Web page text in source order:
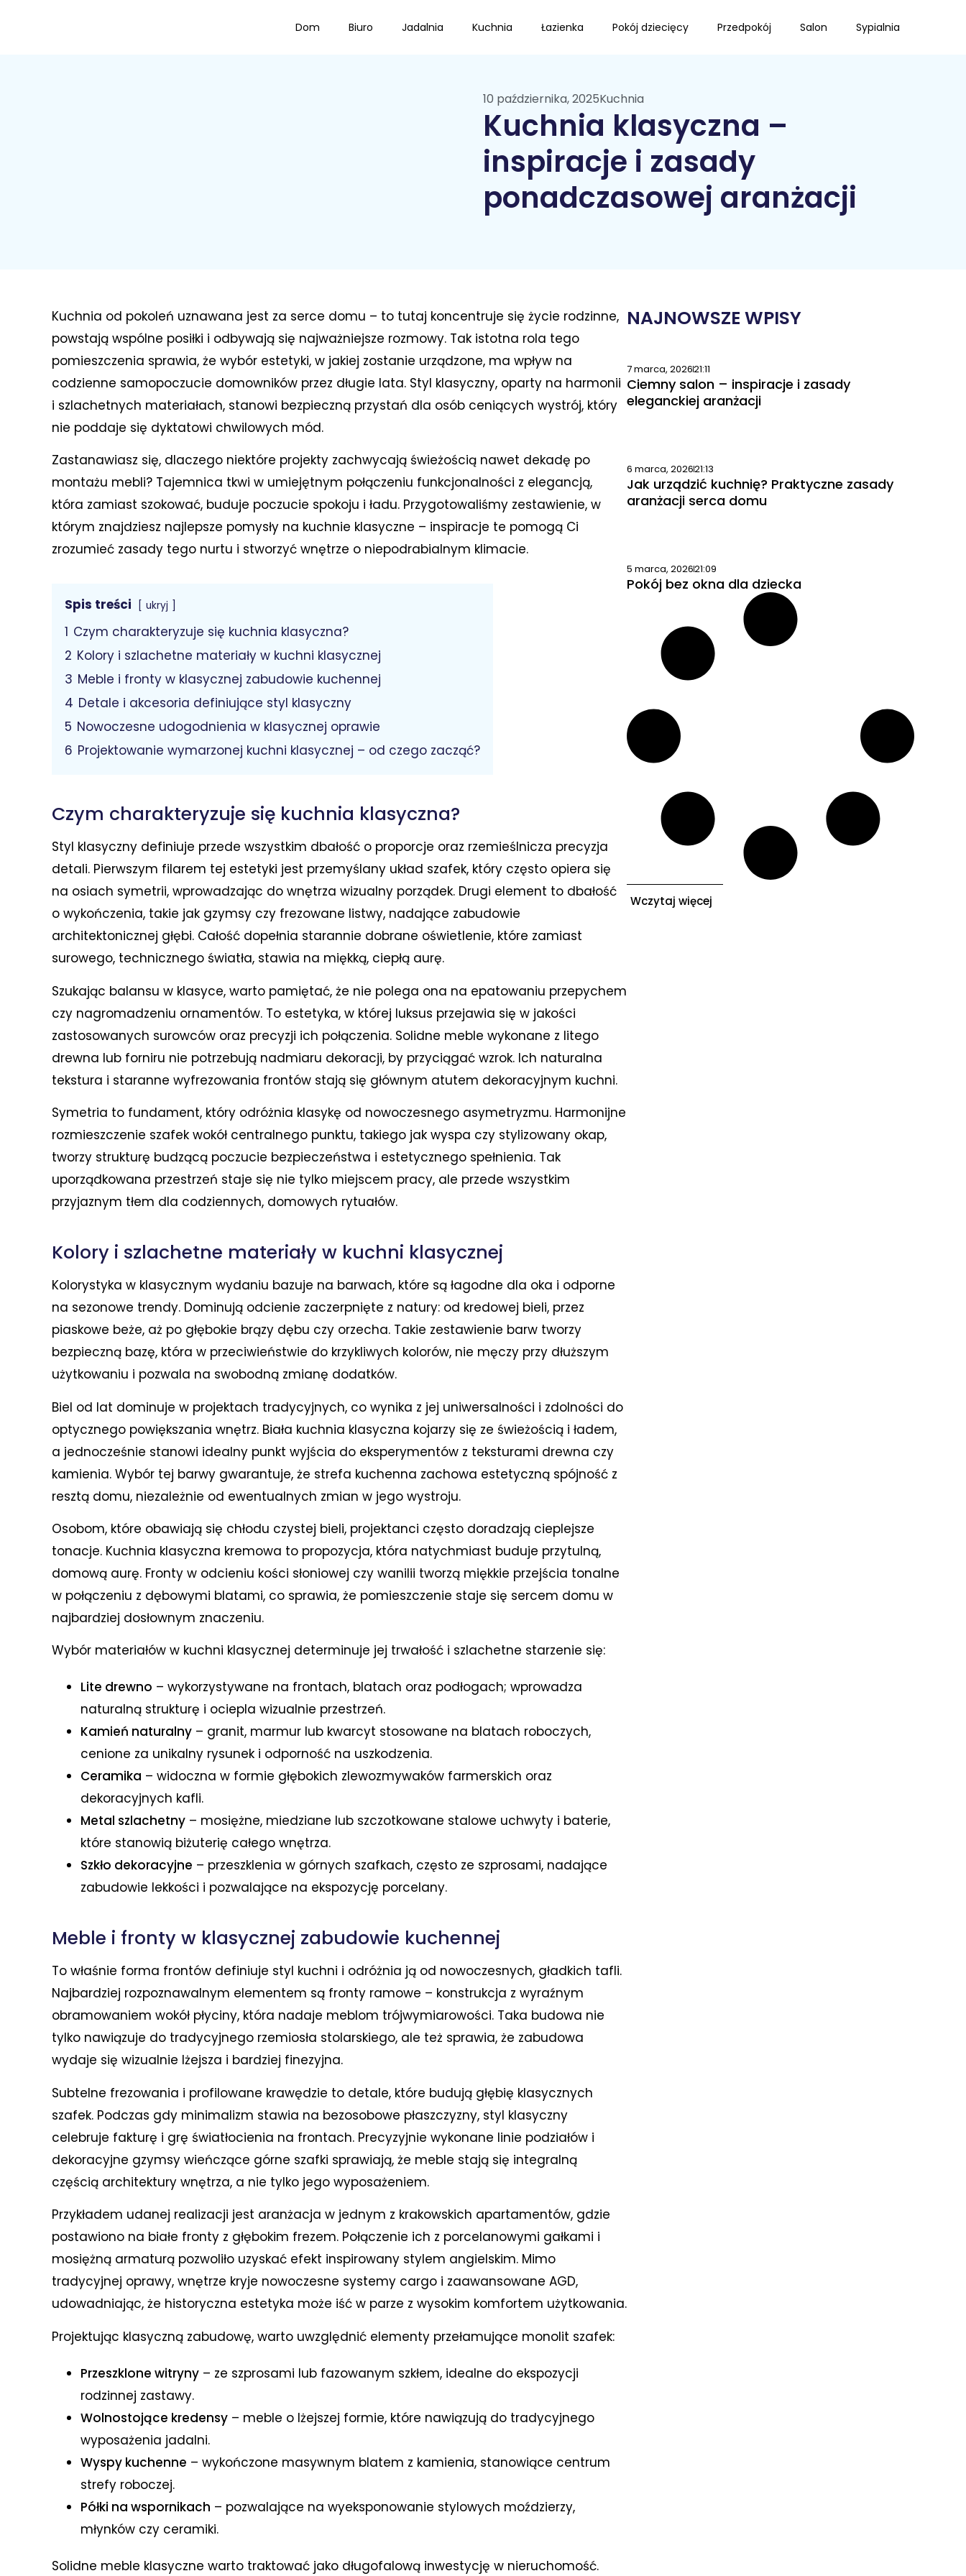
Dom Biuro Jadalnia Kuchnia Łazienka Pokój dziecięcy Przedpokój Salon Sypialnia
10 października, 2025Kuchnia
Kuchnia klasyczna –
inspiracje i zasady
ponadczasowej aranżacji
Kuchnia od pokoleń uznawana jest za serce domu – to tutaj koncentruje się życie rodzinne,
powstają wspólne posiłki i odbywają się najważniejsze rozmowy. Tak istotna rola tego
pomieszczenia sprawia, że wybór estetyki, w jakiej zostanie urządzone, ma wpływ na
codzienne samopoczucie domowników przez długie lata. Styl klasyczny, oparty na harmonii
i szlachetnych materiałach, stanowi bezpieczną przystań dla osób ceniących wystrój, który
nie poddaje się dyktatowi chwilowych mód.
Zastanawiasz się, dlaczego niektóre projekty zachwycają świeżością nawet dekadę po
montażu mebli? Tajemnica tkwi w umiejętnym połączeniu funkcjonalności z elegancją,
która zamiast szokować, buduje poczucie spokoju i ładu. Przygotowaliśmy zestawienie, w
którym znajdziesz najlepsze pomysły na kuchnie klasyczne – inspiracje te pomogą Ci
zrozumieć zasady tego nurtu i stworzyć wnętrze o niepodrabialnym klimacie.
Spis treści ukryj
1 Czym charakteryzuje się kuchnia klasyczna?
2 Kolory i szlachetne materiały w kuchni klasycznej
3 Meble i fronty w klasycznej zabudowie kuchennej
4 Detale i akcesoria definiujące styl klasyczny
5 Nowoczesne udogodnienia w klasycznej oprawie
6 Projektowanie wymarzonej kuchni klasycznej – od czego zacząć?
Czym charakteryzuje się kuchnia klasyczna?
Styl klasyczny definiuje przede wszystkim dbałość o proporcje oraz rzemieślnicza precyzja
detali. Pierwszym filarem tej estetyki jest przemyślany układ szafek, który często opiera się
na osiach symetrii, wprowadzając do wnętrza wizualny porządek. Drugi element to dbałość
o wykończenia, takie jak gzymsy czy frezowane listwy, nadające zabudowie
architektonicznej głębi. Całość dopełnia starannie dobrane oświetlenie, które zamiast
surowego, technicznego światła, stawia na miękką, ciepłą aurę.
Szukając balansu w klasyce, warto pamiętać, że nie polega ona na epatowaniu przepychem
czy nagromadzeniu ornamentów. To estetyka, w której luksus przejawia się w jakości
zastosowanych surowców oraz precyzji ich połączenia. Solidne meble wykonane z litego
drewna lub forniru nie potrzebują nadmiaru dekoracji, by przyciągać wzrok. Ich naturalna
tekstura i staranne wyfrezowania frontów stają się głównym atutem dekoracyjnym kuchni.
Symetria to fundament, który odróżnia klasykę od nowoczesnego asymetryzmu. Harmonijne
rozmieszczenie szafek wokół centralnego punktu, takiego jak wyspa czy stylizowany okap,
tworzy strukturę budzącą poczucie bezpieczeństwa i estetycznego spełnienia. Tak
uporządkowana przestrzeń staje się nie tylko miejscem pracy, ale przede wszystkim
przyjaznym tłem dla codziennych, domowych rytuałów.
Kolory i szlachetne materiały w kuchni klasycznej
Kolorystyka w klasycznym wydaniu bazuje na barwach, które są łagodne dla oka i odporne
na sezonowe trendy. Dominują odcienie zaczerpnięte z natury: od kredowej bieli, przez
piaskowe beże, aż po głębokie brązy dębu czy orzecha. Takie zestawienie barw tworzy
bezpieczną bazę, która w przeciwieństwie do krzykliwych kolorów, nie męczy przy dłuższym
użytkowaniu i pozwala na swobodną zmianę dodatków.
Biel od lat dominuje w projektach tradycyjnych, co wynika z jej uniwersalności i zdolności do
optycznego powiększania wnętrz. Biała kuchnia klasyczna kojarzy się ze świeżością i ładem,
a jednocześnie stanowi idealny punkt wyjścia do eksperymentów z teksturami drewna czy
kamienia. Wybór tej barwy gwarantuje, że strefa kuchenna zachowa estetyczną spójność z
resztą domu, niezależnie od ewentualnych zmian w jego wystroju.
Osobom, które obawiają się chłodu czystej bieli, projektanci często doradzają cieplejsze
tonacje. Kuchnia klasyczna kremowa to propozycja, która natychmiast buduje przytulną,
domową aurę. Fronty w odcieniu kości słoniowej czy wanilii tworzą miękkie przejścia tonalne
w połączeniu z dębowymi blatami, co sprawia, że pomieszczenie staje się sercem domu w
najbardziej dosłownym znaczeniu.
Wybór materiałów w kuchni klasycznej determinuje jej trwałość i szlachetne starzenie się:
Lite drewno – wykorzystywane na frontach, blatach oraz podłogach; wprowadza
naturalną strukturę i ociepla wizualnie przestrzeń.
Kamień naturalny – granit, marmur lub kwarcyt stosowane na blatach roboczych,
cenione za unikalny rysunek i odporność na uszkodzenia.
Ceramika – widoczna w formie głębokich zlewozmywaków farmerskich oraz
dekoracyjnych kafli.
Metal szlachetny – mosiężne, miedziane lub szczotkowane stalowe uchwyty i baterie,
które stanowią biżuterię całego wnętrza.
Szkło dekoracyjne – przeszklenia w górnych szafkach, często ze szprosami, nadające
zabudowie lekkości i pozwalające na ekspozycję porcelany.
Meble i fronty w klasycznej zabudowie kuchennej
To właśnie forma frontów definiuje styl kuchni i odróżnia ją od nowoczesnych, gładkich tafli.
Najbardziej rozpoznawalnym elementem są fronty ramowe – konstrukcja z wyraźnym
obramowaniem wokół płyciny, która nadaje meblom trójwymiarowości. Taka budowa nie
tylko nawiązuje do tradycyjnego rzemiosła stolarskiego, ale też sprawia, że zabudowa
wydaje się wizualnie lżejsza i bardziej finezyjna.
Subtelne frezowania i profilowane krawędzie to detale, które budują głębię klasycznych
szafek. Podczas gdy minimalizm stawia na bezosobowe płaszczyzny, styl klasyczny
celebruje fakturę i grę światłocienia na frontach. Precyzyjnie wykonane linie podziałów i
dekoracyjne gzymsy wieńczące górne szafki sprawiają, że meble stają się integralną
częścią architektury wnętrza, a nie tylko jego wyposażeniem.
Przykładem udanej realizacji jest aranżacja w jednym z krakowskich apartamentów, gdzie
postawiono na białe fronty z głębokim frezem. Połączenie ich z porcelanowymi gałkami i
mosiężną armaturą pozwoliło uzyskać efekt inspirowany stylem angielskim. Mimo
tradycyjnej oprawy, wnętrze kryje nowoczesne systemy cargo i zaawansowane AGD,
udowadniając, że historyczna estetyka może iść w parze z wysokim komfortem użytkowania.
Projektując klasyczną zabudowę, warto uwzględnić elementy przełamujące monolit szafek:
Przeszklone witryny – ze szprosami lub fazowanym szkłem, idealne do ekspozycji
rodzinnej zastawy.
Wolnostojące kredensy – meble o lżejszej formie, które nawiązują do tradycyjnego
wyposażenia jadalni.
Wyspy kuchenne – wykończone masywnym blatem z kamienia, stanowiące centrum
strefy roboczej.
Półki na wspornikach – pozwalające na wyeksponowanie stylowych moździerzy,
młynków czy ceramiki.
Solidne meble klasyczne warto traktować jako długofalową inwestycję w nieruchomość.
NAJNOWSZE WPISY
7 marca, 202621:11
Ciemny salon – inspiracje i zasady
eleganckiej aranżacji
6 marca, 202621:13
Jak urządzić kuchnię? Praktyczne zasady
aranżacji serca domu
5 marca, 202621:09
Pokój bez okna dla dziecka
Wczytaj więcej